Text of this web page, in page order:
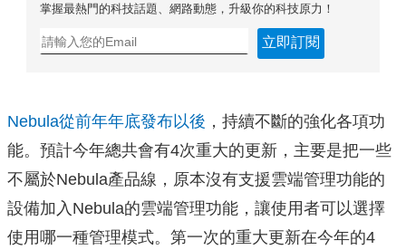
掌握最熱門的科技話題、網路動態，升級你的科技原力！
立即訂閱
Nebula從前年年底發布以後 ，持續不斷的強化各項功
能。預計今年總共會有4次重大的更新，主要是把一些
不屬於Nebula產品線，原本沒有支援雲端管理功能的
設備加入Nebula的雲端管理功能，讓使用者可以選擇
使用哪一種管理模式。第一次的重大更新在今年的4